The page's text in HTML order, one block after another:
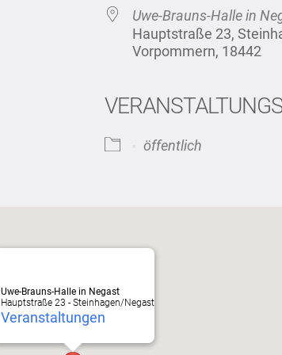
iCalendar
Uwe-Brauns-Halle in
Hauptstraße 23,
Vorpommern, 18442
öffentlich
Uwe-Brauns-Halle in Negast
Hauptstraße 23 - Steinhagen/Negast
Veranstaltungen